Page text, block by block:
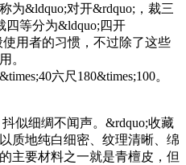
为&ldquo;对开&rdquo;，裁三
四等分为&ldquo;四开
用者的习惯，不过除了这些
。
六尺180&times;100。
细绸不闻声。&rdquo;收藏
质地纯白细密、纹理清晰、绵
主要材料之一就是青檀皮，但